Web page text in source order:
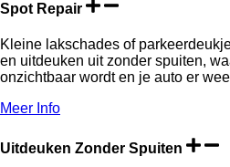
Spot Repair
Kleine lakschades of
en uitdeuken uit zonder spuiten,
onzichtbaar wordt en je auto er
Meer Info
Uitdeuken Zonder Spuiten